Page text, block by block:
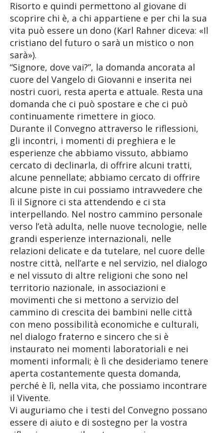
Risorto e quindi permettono al giovane di
scoprire chi è, a chi appartiene e per chi la sua
vita può essere un dono (Karl Rahner diceva: «Il
cristiano del futuro o sarà un mistico o non
sarà»).
“Signore, dove vai?”, la domanda ancorata al
cuore del Vangelo di Giovanni e inserita nei
nostri cuori, resta aperta e attuale. Resta una
domanda che ci può spostare e che ci può
continuamente rimettere in gioco.
Durante il Convegno attraverso le riflessioni,
gli incontri, i momenti di preghiera e le
esperienze che abbiamo vissuto, abbiamo
cercato di declinarla, di offrire alcuni tratti,
alcune pennellate; abbiamo cercato di offrire
alcune piste in cui possiamo intravvedere che
lì il Signore ci sta attendendo e ci sta
interpellando. Nel nostro cammino personale
verso l’età adulta, nelle nuove tecnologie, nelle
grandi esperienze internazionali, nelle
relazioni delicate e da tutelare, nel cuore delle
nostre città, nell’arte e nel servizio, nel dialogo
e nel vissuto di altre religioni che sono nel
territorio nazionale, in associazioni e
movimenti che si mettono a servizio del
cammino di crescita dei bambini nelle città
con meno possibilità economiche e culturali,
nel dialogo fraterno e sincero che si è
instaurato nei momenti laboratoriali e nei
momenti informali; è lì che desideriamo tenere
aperta costantemente questa domanda,
perché è lì, nella vita, che possiamo incontrare
il Vivente.
Vi auguriamo che i testi del Convegno possano
essere di aiuto e di sostegno per la vostra